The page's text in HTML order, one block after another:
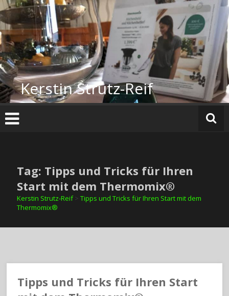
Zum
Inhalt
springen
Kerstin Strutz-Reif
Tag: Tipps und Tricks für Ihren
Start mit dem Thermomix®
Kerstin Strutz-Reif>Tipps und Tricks für Ihren Start mit dem
Thermomix®
Tipps und Tricks für Ihren Start